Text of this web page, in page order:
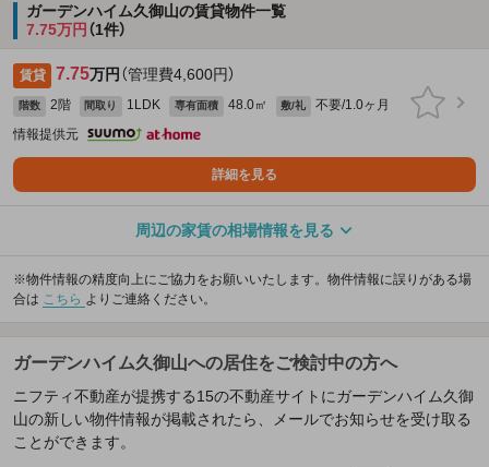
ガーデンハイム久御山の賃貸物件一覧
7.75万円（1件）
賃貸 7.75万円（管理費4,600円）
階数 2階 間取り 1LDK 専有面積 48.0㎡ 敷/礼
不要/1.0ヶ月
情報提供元
詳細を見る
周辺の家賃の相場情報を見る
※物件情報の精度向上にご協力をお願いいたします。物件情報に誤りがある場
合は こちら よりご連絡ください。
ガーデンハイム久御山への居住をご検討中の方へ
ニフティ不動産が提携する15の不動産サイトにガーデンハイム久御
山の新しい物件情報が掲載されたら、メールでお知らせを受け取る
ことができます。